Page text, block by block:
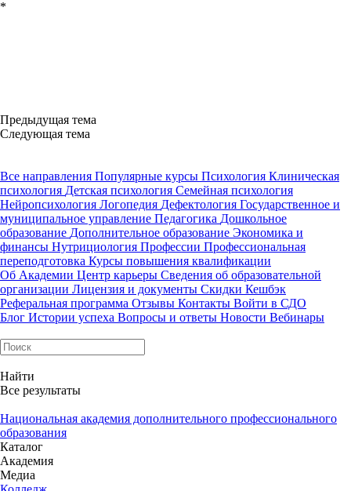
*
Предыдущая тема
Следующая тема
Все направления Популярные курсы Психология Клиническая
психология Детская психология Семейная психология
Нейропсихология Логопедия Дефектология Государственное и
муниципальное управление Педагогика Дошкольное
образование Дополнительное образование Экономика и
финансы Нутрициология Профессии Профессиональная
переподготовка Курсы повышения квалификации
Об Академии Центр карьеры Сведения об образовательной
организации Лицензия и документы Скидки Кешбэк
Реферальная программа Отзывы Контакты Войти в СДО
Блог Истории успеха Вопросы и ответы Новости Вебинары
Найти
Все результаты
Национальная академия дополнительного профессионального
образования
Каталог
Академия
Медиа